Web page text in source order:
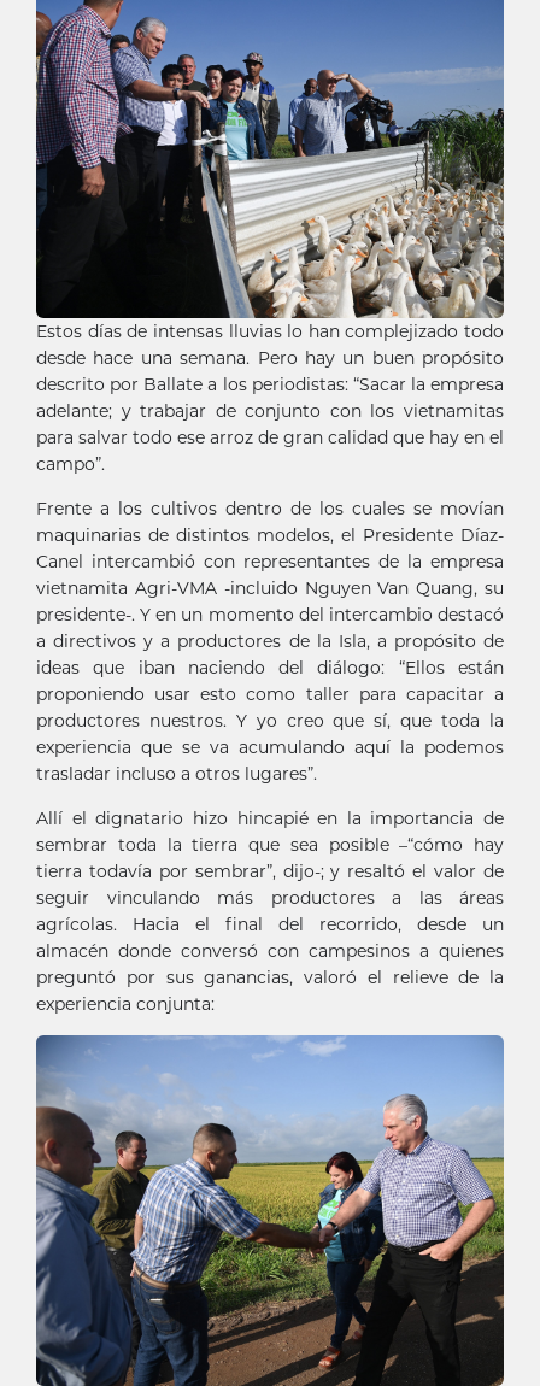
Estos días de intensas lluvias lo han complejizado todo
desde hace una semana. Pero hay un buen propósito
descrito por Ballate a los periodistas: “Sacar la empresa
adelante; y trabajar de conjunto con los vietnamitas
para salvar todo ese arroz de gran calidad que hay en el
campo”.
Frente a los cultivos dentro de los cuales se movían
maquinarias de distintos modelos, el Presidente Díaz-
Canel intercambió con representantes de la empresa
vietnamita Agri-VMA -incluido Nguyen Van Quang, su
presidente-. Y en un momento del intercambio destacó
a directivos y a productores de la Isla, a propósito de
ideas que iban naciendo del diálogo: “Ellos están
proponiendo usar esto como taller para capacitar a
productores nuestros. Y yo creo que sí, que toda la
experiencia que se va acumulando aquí la podemos
trasladar incluso a otros lugares”.
Allí el dignatario hizo hincapié en la importancia de
sembrar toda la tierra que sea posible –“cómo hay
tierra todavía por sembrar”, dijo-; y resaltó el valor de
seguir vinculando más productores a las áreas
agrícolas. Hacia el final del recorrido, desde un
almacén donde conversó con campesinos a quienes
preguntó por sus ganancias, valoró el relieve de la
experiencia conjunta: